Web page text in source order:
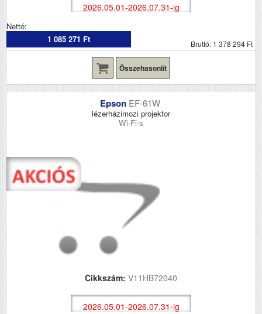
2026.05.01-2026.07.31-ig
Nettó:
1 085 271 Ft
Bruttó: 1 378 294 Ft
Összehasonlít
Epson EF-61W
lézerházimozi projektor
Wi-Fi-s
Cikkszám: V11HB72040
2026.05.01-2026.07.31-ig